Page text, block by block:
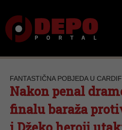
FANTASTIČNA POBJEDA U
Nakon penal
finalu baraža